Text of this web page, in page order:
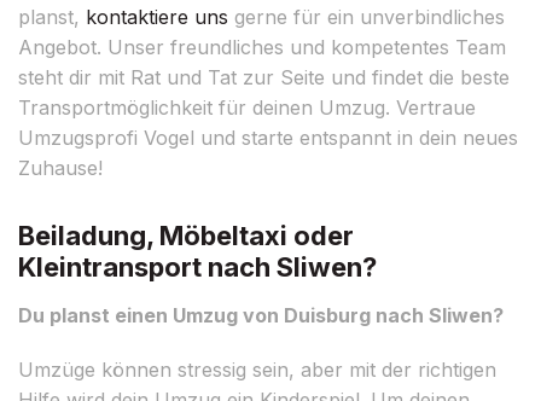
planst, kontaktiere uns gerne für ein unverbindliches
Angebot. Unser freundliches und kompetentes Team
steht dir mit Rat und Tat zur Seite und findet die beste
Transportmöglichkeit für deinen Umzug. Vertraue
Umzugsprofi Vogel und starte entspannt in dein neues
Zuhause!
Beiladung, Möbeltaxi oder
Kleintransport nach Sliwen?
Du planst einen Umzug von Duisburg nach Sliwen?
Umzüge können stressig sein, aber mit der richtigen